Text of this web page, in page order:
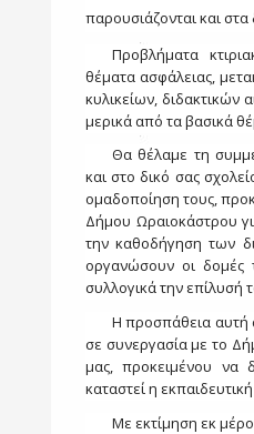
παρουσιάζονται και στα
Προβλήματα
θέματα ασφάλειας,
κυλικείων, διδακτικών
μερικά από τα βασικά
Θα θέλαμε τη
και στο δικό σας
ομαδοποίηση τους,
Δήμου Ωραιοκάστρου
την καθοδήγηση των
οργανώσουν οι δομές
συλλογικά την επίλυσή
Η προσπάθεια αυτή
σε συνεργασία με το
μας, προκειμένου να
καταστεί η
Με εκτίμηση εκ